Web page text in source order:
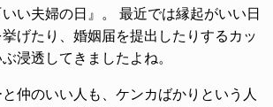
い夫婦の日』。 最近では縁起がいい日
げたり、婚姻届を提出したりするカッ
浸透してきましたよね。
仲のいい人も、ケンカばかりという人